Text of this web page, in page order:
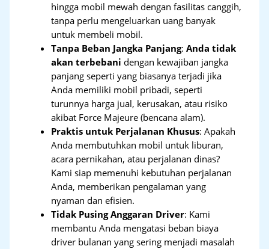
hingga mobil mewah dengan fasilitas canggih,
tanpa perlu mengeluarkan uang banyak
untuk membeli mobil.
Tanpa Beban Jangka Panjang:Anda tidak
akan terbebani dengan kewajiban jangka
panjang seperti yang biasanya terjadi jika
Anda memiliki mobil pribadi, seperti
turunnya harga jual, kerusakan, atau risiko
akibat Force Majeure (bencana alam).
Praktis untuk Perjalanan Khusus: Apakah
Anda membutuhkan mobil untuk liburan,
acara pernikahan, atau perjalanan dinas?
Kami siap memenuhi kebutuhan perjalanan
Anda, memberikan pengalaman yang
nyaman dan efisien.
Tidak Pusing Anggaran Driver: Kami
membantu Anda mengatasi beban biaya
driver bulanan yang sering menjadi masalah